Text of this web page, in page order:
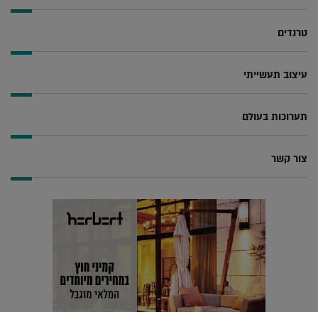
טרנדים
עיצוב תעשייתי
תערוכות בעולם
צור קשר